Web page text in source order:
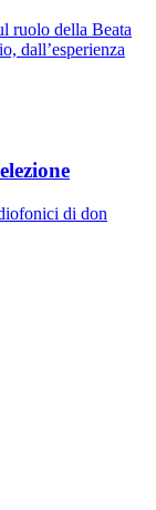
ruolo della Beata
dall’esperienza
di don
Giuseppe ·